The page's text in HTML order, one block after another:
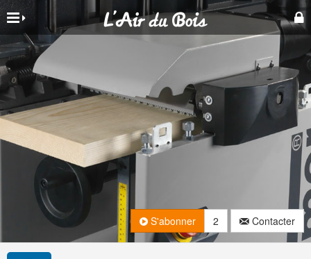
S'abonner 2 Contacter